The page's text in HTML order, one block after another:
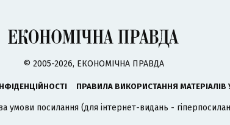
© 2005-2026, ЕКОНОМІЧНА ПРАВДА
ПРАВИЛА ВИКОРИСТАННЯ МАТЕРІАЛІВ
умови посилання (для інтернет-видань -